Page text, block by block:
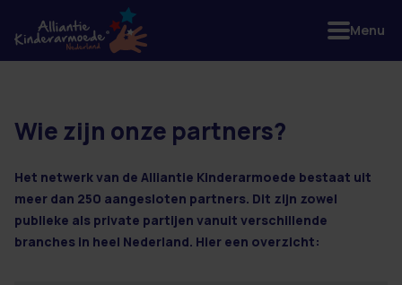
2 resultaten
Wie zijn onze partners?
Het netwerk van de Alliantie Kinderarmoede bestaat uit
meer dan 250 aangesloten partners. Dit zijn zowel
publieke als private partijen vanuit verschillende
branches in heel Nederland. Hier een overzicht:
Menu